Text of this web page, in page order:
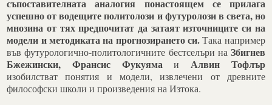
съпоставителната аналогия понастоящем се прилага
успешно от водещите политолози и футуролози в света, но
мнозина от тях предпочитат да затаят източниците си на
модели и методиката на прогнозирането си.Така например
във футурологично-политологичните бестселъри на Збигнев
Бжежински, Франсис Фукуяма и Алвин Тофлър
изобилстват понятия и модели, извлечени от древните
философски школи и произведения на Изтока.